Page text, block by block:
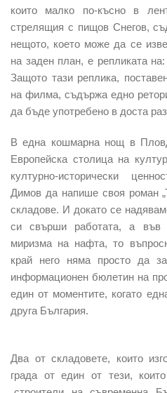
които малко по-късно в
стрелящия с пищов Снегов,
нещото, което може да се
на заден план, е репликата на:
Защото тази реплика,
на филма, съдържа едно
да бъде употребено в доста
В една кошмарна нощ в
Европейска столица на
културно-исторически
Димов да напише своя роман
складове. И докато се
си свърши работата, а във
миризма на нафта, то
край него няма просто да
информационен бюлетин на
един от моментите, когато
друга България.
Два от складовете, които
града от един от тези,